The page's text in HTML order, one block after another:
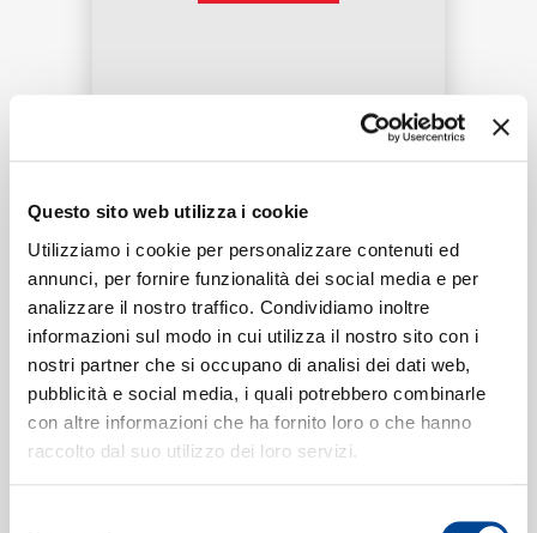
Questo sito web utilizza i cookie
Utilizziamo i cookie per personalizzare contenuti ed
annunci, per fornire funzionalità dei social media e per
analizzare il nostro traffico. Condividiamo inoltre
informazioni sul modo in cui utilizza il nostro sito con i
nostri partner che si occupano di analisi dei dati web,
pubblicità e social media, i quali potrebbero combinarle
con altre informazioni che ha fornito loro o che hanno
raccolto dal suo utilizzo dei loro servizi.
Tracklist:
1 Pašona Kolo (Arr. Knigge for
Recorder and Ensemble)
Lucie Horsch, LUDWIG Orchestra
Formati disponibili:
RICERCA
CHI SIAMO
CONTATTI